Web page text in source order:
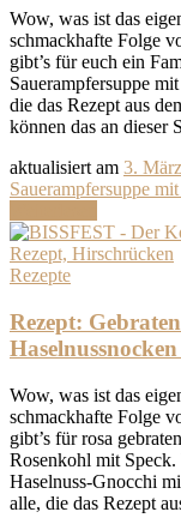
Wow, was ist das
schmackhafte Folge
gibt’s für euch ein
Sauerampfersuppe
die das Rezept aus
können das an dieser
aktualisiert am 3.
Sauerampfersuppe
Rezepte
Rezept:
Wow, was ist das
schmackhafte Folge
gibt’s für rosa
Rosenkohl mit
Haselnuss-Gnocchi
alle, die das Rezept